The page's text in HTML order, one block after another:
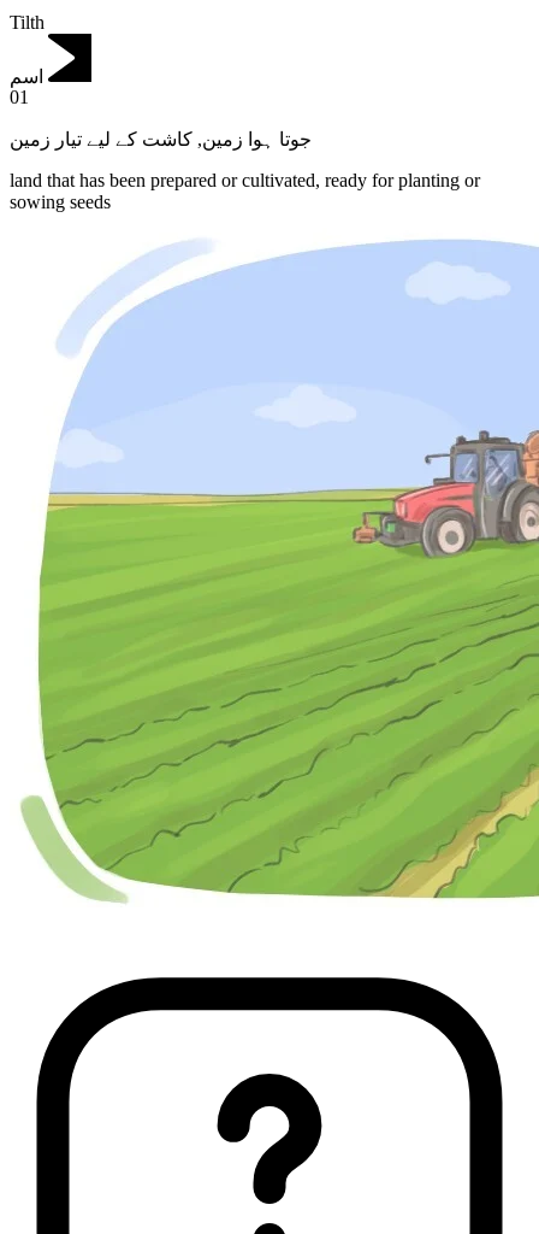
Tilth
اسم
01
جوتا ہوا زمین, کاشت کے لیے تیار زمین
land that has been prepared or cultivated, ready for planting or
sowing seeds